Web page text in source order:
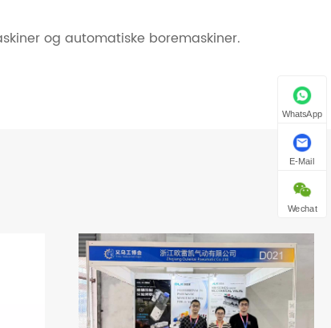
og automatiske boremaskiner.
WhatsApp
E-Mail
Wechat